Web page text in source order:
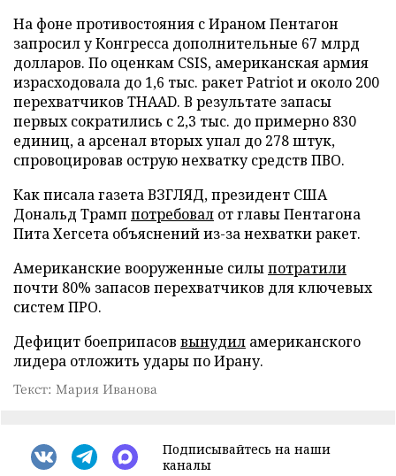
На фоне противостояния с Ираном Пентагон
запросил у Конгресса дополнительные 67 млрд
долларов. По оценкам CSIS, американская армия
израсходовала до 1,6 тыс. ракет Patriot и около 200
перехватчиков THAAD. В результате запасы
первых сократились с 2,3 тыс. до примерно 830
единиц, а арсенал вторых упал до 278 штук,
спровоцировав острую нехватку средств ПВО.
Как писала газета ВЗГЛЯД, президент США
Дональд Трамп потребовал от главы Пентагона
Пита Хегсета объяснений из-за нехватки ракет.
Американские вооруженные силыпотратили
почти 80% запасов перехватчиков для ключевых
систем ПРО.
Дефицит боеприпасов вынудил американского
лидера отложить удары по Ирану.
Текст: Мария Иванова
Подписывайтесь на наши
каналы